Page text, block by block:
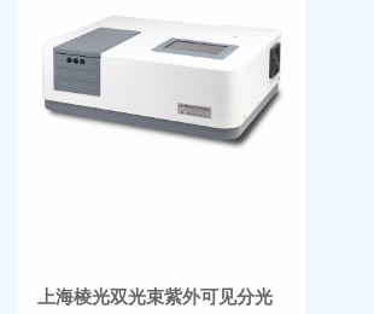
上海棱光双光束紫外可见分光